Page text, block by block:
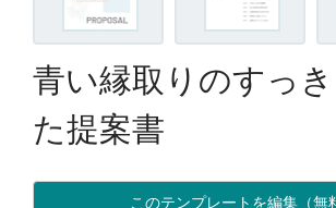
青い縁取りのすっ
た提案書
このテンプレートを編集（無